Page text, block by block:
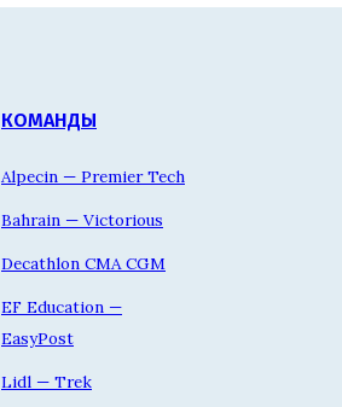
КОМАНДЫ
Alpecin — Premier Tech
Bahrain — Victorious
Decathlon CMA CGM
EF Education —
EasyPost
Lidl — Trek